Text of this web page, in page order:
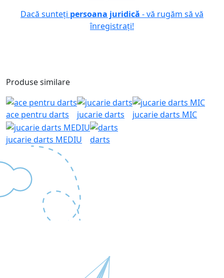
Dacă sunteți persoana juridică - vă rugăm să vă
înregistrați!
Produse similare
ace pentru darts jucarie darts jucarie darts MIC
jucarie darts MEDIU darts